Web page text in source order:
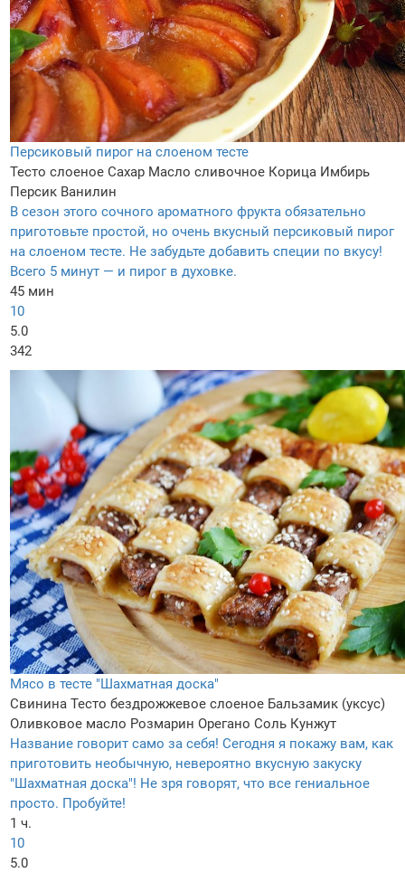
Персиковый пирог на слоеном тесте
Тесто слоеное Сахар Масло сливочное Корица Имбирь
Персик Ванилин
В сезон этого сочного ароматного фрукта обязательно
приготовьте простой, но очень вкусный персиковый пирог
на слоеном тесте. Не забудьте добавить специи по вкусу!
Всего 5 минут — и пирог в духовке.
45 мин
10
5.0
342
Мясо в тесте "Шахматная доска"
Свинина Тесто бездрожжевое слоеное Бальзамик (уксус)
Оливковое масло Розмарин Орегано Соль Кунжут
Название говорит само за себя! Сегодня я покажу вам, как
приготовить необычную, невероятно вкусную закуску
"Шахматная доска"! Не зря говорят, что все гениальное
просто. Пробуйте!
1 ч.
10
5.0